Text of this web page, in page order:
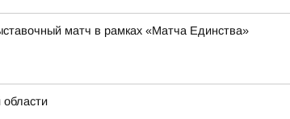
матч в рамках «Матча Единства»